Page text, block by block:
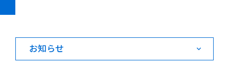
イベント
カ
ゴ